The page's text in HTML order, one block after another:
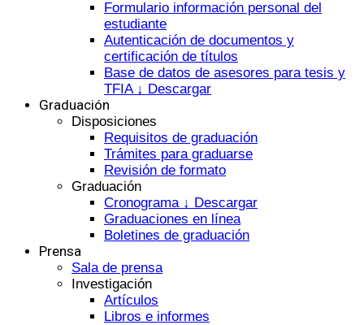
Formulario información personal del
estudiante
Autenticación de documentos y
certificación de títulos
Base de datos de asesores para tesis y
TFIA ↓ Descargar
Graduación
Disposiciones
Requisitos de graduación
Trámites para graduarse
Revisión de formato
Graduación
Cronograma ↓ Descargar
Graduaciones en línea
Boletines de graduación
Prensa
Sala de prensa
Investigación
Artículos
Libros e informes